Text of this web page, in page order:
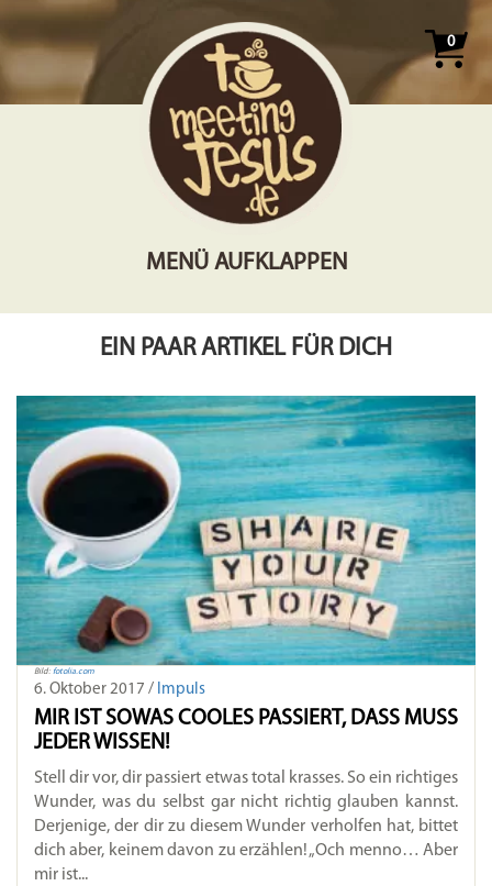
0
MENÜ AUFKLAPPEN
EIN PAAR ARTIKEL FÜR DICH
Bild: fotolia.com
6. Oktober 2017 / Impuls
MIR IST SOWAS COOLES PASSIERT, DASS MUSS
JEDER WISSEN!
Stell dir vor, dir passiert etwas total krasses. So ein richtiges
Wunder, was du selbst gar nicht richtig glauben kannst.
Derjenige, der dir zu diesem Wunder verholfen hat, bittet
dich aber, keinem davon zu erzählen! „Och menno… Aber
mir ist...